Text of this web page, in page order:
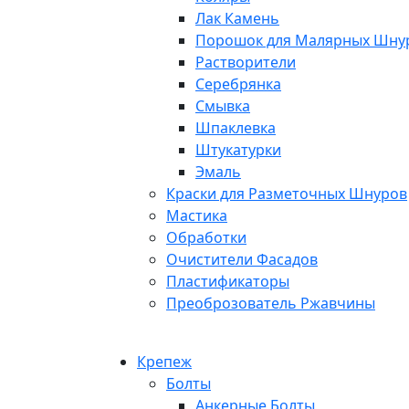
Лак Камень
Порошок для Малярных
Растворители
Серебрянка
Смывка
Шпаклевка
Штукатурки
Эмаль
Краски для Разметочных Шнуров
Мастика
Обработки
Очистители Фасадов
Пластификаторы
Преоброзователь Ржавчины
Крепеж
Болты